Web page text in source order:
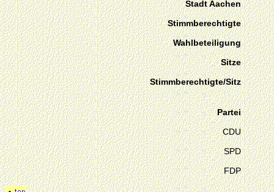
Stadt Aachen
Stimmberechtigte
Wahlbeteiligung
Sitze
Stimmberechtigte/Sitz
Partei
CDU
SPD
FDP